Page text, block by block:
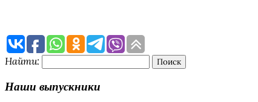
Найти:
Наши выпускники